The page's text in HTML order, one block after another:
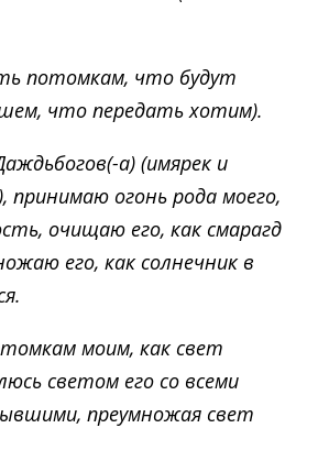
потомкам, что будут
что передать хотим).
а) (имярек и
принимаю огонь рода моего,
очищаю его, как смарагд
его, как солнечник в
моим, как свет
светом его со всеми
преумножая свет